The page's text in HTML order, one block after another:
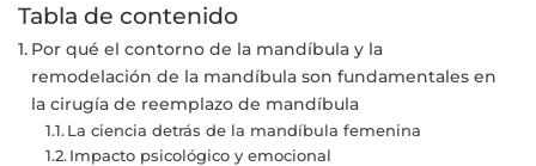
Tabla de contenido
Por qué el contorno de la mandíbula y la
remodelación de la mandíbula son fundamentales en
la cirugía de reemplazo de mandíbula
La ciencia detrás de la mandíbula femenina
Impacto psicológico y emocional